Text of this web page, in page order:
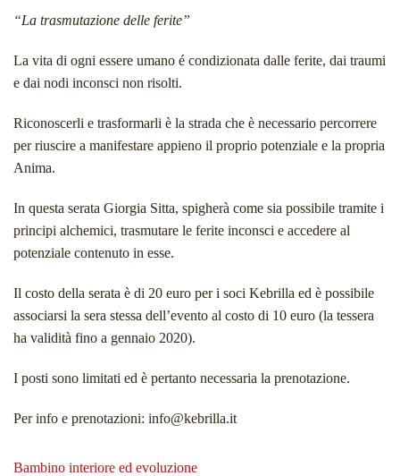
“La trasmutazione delle ferite”
La vita di ogni essere umano é condizionata dalle ferite, dai traumi
e dai nodi inconsci non risolti.
Riconoscerli e trasformarli è la strada che è necessario percorrere
per riuscire a manifestare appieno il proprio potenziale e la propria
Anima.
In questa serata Giorgia Sitta, spigherà come sia possibile tramite i
principi alchemici, trasmutare le ferite inconsci e accedere al
potenziale contenuto in esse.
Il costo della serata è di 20 euro per i soci Kebrilla ed è possibile
associarsi la sera stessa dell’evento al costo di 10 euro (la tessera
ha validità fino a gennaio 2020).
I posti sono limitati ed è pertanto necessaria la prenotazione.
Per info e prenotazioni: info@kebrilla.it
Bambino interiore ed evoluzione